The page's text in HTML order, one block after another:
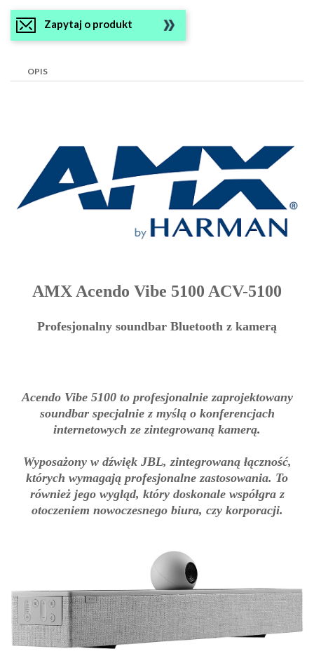
Zapytaj o produkt
OPIS
AMX Acendo Vibe 5100 ACV-5100
Profesjonalny soundbar Bluetooth z kamerą
Acendo Vibe 5100 to profesjonalnie zaprojektowany
soundbar specjalnie z myślą o konferencjach
internetowych ze zintegrowaną kamerą.
Wyposażony w dźwięk JBL, zintegrowaną łączność,
których wymagają profesjonalne zastosowania. To
również jego wygląd, który doskonale współgra z
otoczeniem nowoczesnego biura, czy korporacji.